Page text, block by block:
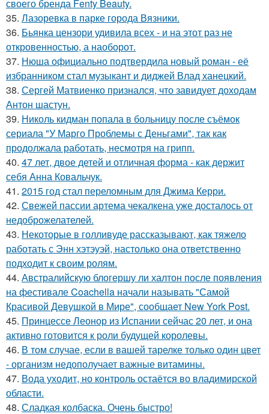
своего бренда Fenty Beauty.
35. Лазоревка в парке города Вязники.
36. Бьянка цензори удивила всех - и на этот раз не
откровенностью, а наоборот.
37. Нюша официально подтвердила новый роман - её
избранником стал музыкант и диджей Влад ханецкий.
38. Сергей Матвиенко признался, что завидует доходам
Антон шастун.
39. Николь кидман попала в больницу после съёмок
сериала "У Марго Проблемы с Деньгами", так как
продолжала работать, несмотря на грипп.
40. 47 лет, двое детей и отличная форма - как держит
себя Анна Ковальчук.
41. 2015 год стал переломным для Джима Керри.
42. Свежей пассии артема чекалкена уже досталось от
недоброжелателей.
43. Некоторые в голливуде рассказывают, как тяжело
работать с Энн хэтэуэй, настолько она ответственно
подходит к своим ролям.
44. Австралийскую блогершу ли халтон после появления
на фестивале Coachella начали называть "Самой
Красивой Девушкой в Мире", сообщает New York Post.
45. Принцессе Леонор из Испании сейчас 20 лет, и она
активно готовится к роли будущей королевы.
46. В том случае, если в вашей тарелке только один цвет
- организм недополучает важные витамины.
47. Вода уходит, но контроль остаётся во владимирской
области.
48. Сладкая колбаска. Очень быстро!